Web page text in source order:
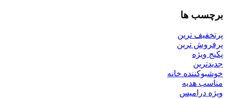
برچسب ها
پرتخفیف ترین
پرفروش ترین
پکیج ویژه
جدیدترین
خوشبوکننده خانه
مناسب هدیه
ویژه درامیس